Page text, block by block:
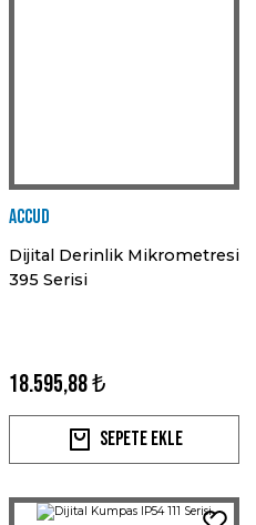
Accud
Dijital Derinlik Mikrometresi
395 Serisi
18.595,88 ₺
Sepete Ekle